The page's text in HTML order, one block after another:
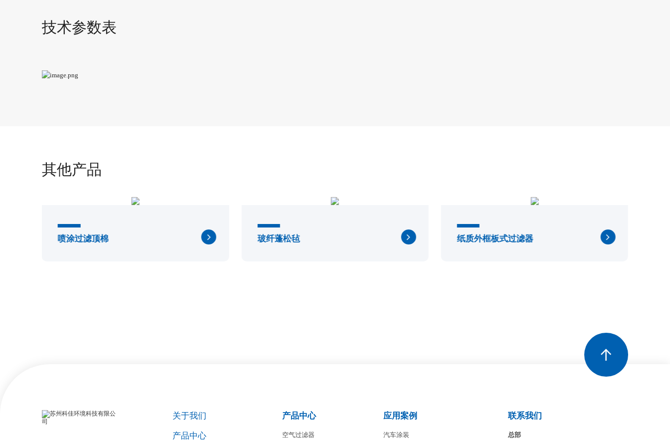
技术参数表
其他产品
喷涂过滤顶棉 玻纤蓬松毡 纸质外框板式过滤器
关于我们
产品中心
产品中心
空气过滤器
应用案例
汽车涂装
联系我们
总部